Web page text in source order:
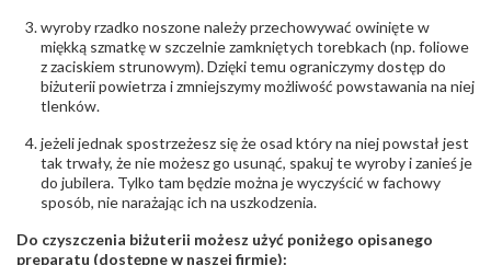
wyroby rzadko noszone należy przechowywać owinięte w
miękką szmatkę w szczelnie zamkniętych torebkach (np. foliowe
z zaciskiem strunowym). Dzięki temu ograniczymy dostęp do
biżuterii powietrza i zmniejszymy możliwość powstawania na niej
tlenków.
jeżeli jednak spostrzeżesz się że osad który na niej powstał jest
tak trwały, że nie możesz go usunąć, spakuj te wyroby i zanieś je
do jubilera. Tylko tam będzie można je wyczyścić w fachowy
sposób, nie narażając ich na uszkodzenia.
Do czyszczenia biżuterii możesz użyć poniżego opisanego
preparatu (dostępne w naszej firmie):